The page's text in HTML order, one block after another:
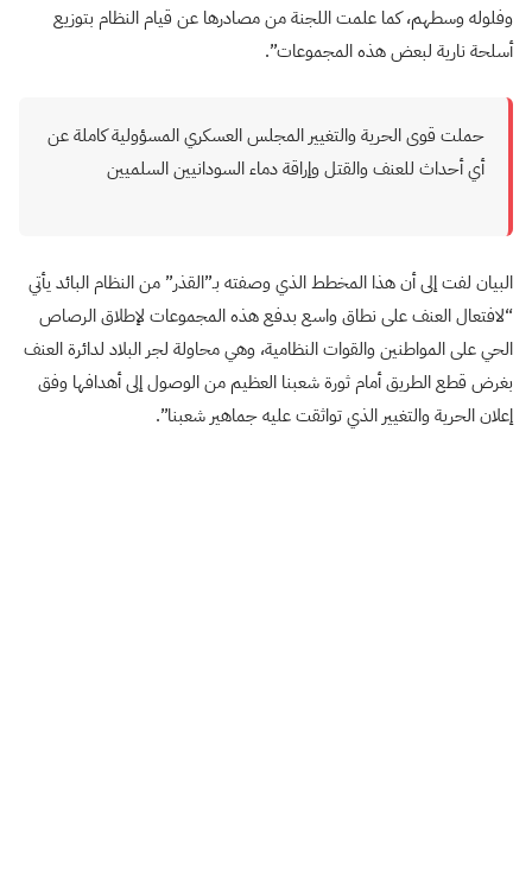
وفلوله وسطهم، كما علمت اللجنة من مصادرها عن قيام النظام بتوزيع
أسلحة نارية لبعض هذه المجموعات”.
حملت قوى الحرية والتغيير المجلس العسكري المسؤولية كاملة عن
أي أحداث للعنف والقتل وإراقة دماء السودانيين السلميين
البيان لفت إلى أن هذا المخطط الذي وصفته بـ”القذر” من النظام البائد يأتي
“لافتعال العنف على نطاق واسع بدفع هذه المجموعات لإطلاق الرصاص
الحي على المواطنين والقوات النظامية، وهي محاولة لجر البلاد لدائرة العنف
بغرض قطع الطريق أمام ثورة شعبنا العظيم من الوصول إلى أهدافها وفق
إعلان الحرية والتغيير الذي تواثقت عليه جماهير شعبنا”.